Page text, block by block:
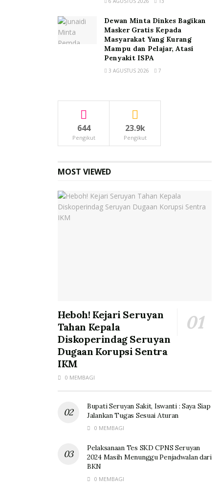
Dewan Minta Dinkes Bagikan
Masker Gratis Kepada
Masyarakat Yang Kurang
Mampu dan Pelajar, Atasi
Penyakit ISPA
3 AGUSTUS 2026 7
644
Pengikut
23.9k
Pengikut
MOST VIEWED
Heboh! Kejari Seruyan
Tahan Kepala
Diskoperindag Seruyan
Dugaan Korupsi Sentra
IKM
0 MEMBAGI
Bupati Seruyan Sakit, Iswanti : Saya Siap
Jalankan Tugas Sesuai Aturan
0 MEMBAGI
Pelaksanaan Tes SKD CPNS Seruyan
2024 Masih Menunggu Penjadwalan dari
BKN
0 MEMBAGI